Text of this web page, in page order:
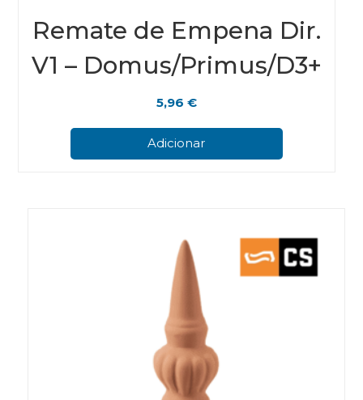
Remate de Empena Dir.
V1 – Domus/Primus/D3+
5,96 €
Adicionar